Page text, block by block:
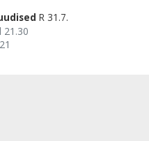
R 31.7.
21.30